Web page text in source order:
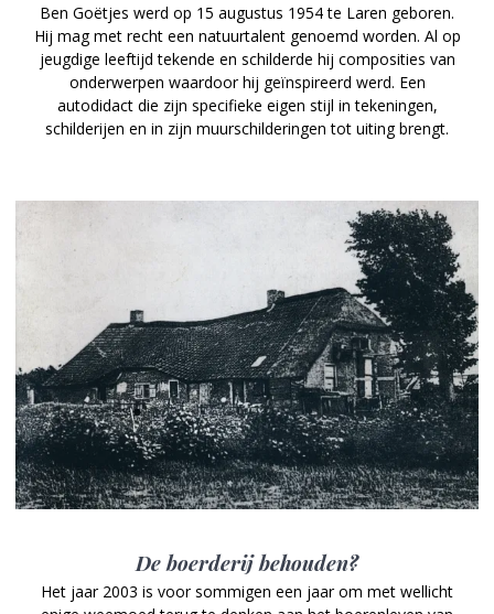
Ben Goëtjes werd op 15 augustus 1954 te Laren geboren.
Hij mag met recht een natuurtalent genoemd worden. Al op
jeugdige leeftijd tekende en schilderde hij composities van
onderwerpen waardoor hij geïnspireerd werd. Een
autodidact die zijn specifieke eigen stijl in tekeningen,
schilderijen en in zijn muurschilderingen tot uiting brengt.
De boerderij behouden?
Het jaar 2003 is voor sommigen een jaar om met wellicht